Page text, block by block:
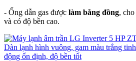
- Ống dẫn gas được làm bằng đồng,
và có độ bền cao.